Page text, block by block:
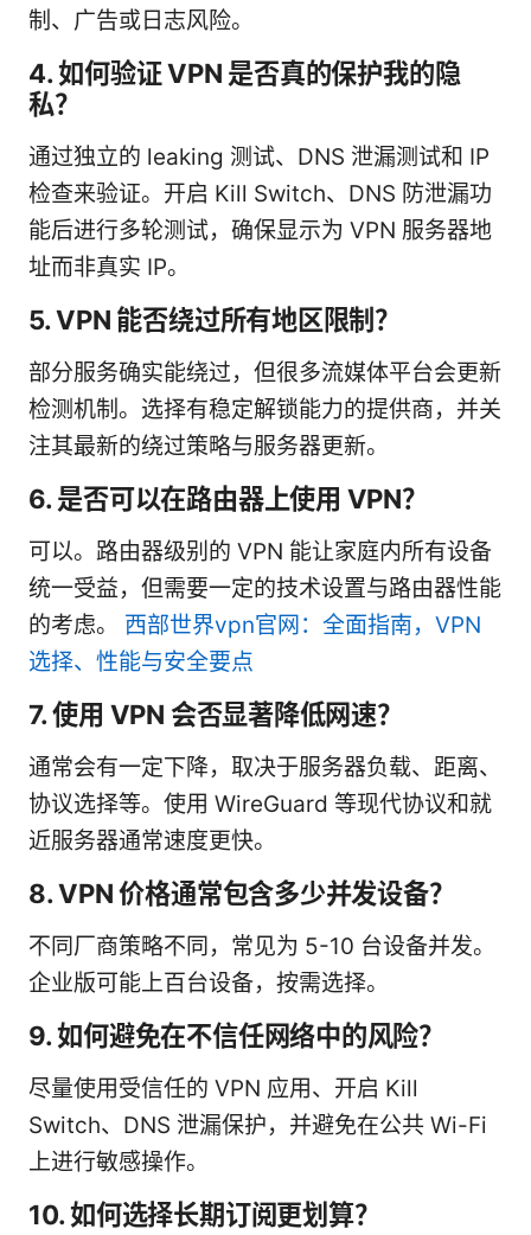
制、广告或日志风险。
4. 如何验证 VPN 是否真的保护我的隐
私？
通过独立的 leaking 测试、DNS 泄漏测试和 IP
检查来验证。开启 Kill Switch、DNS 防泄漏功
能后进行多轮测试，确保显示为 VPN 服务器地
址而非真实 IP。
5. VPN 能否绕过所有地区限制？
部分服务确实能绕过，但很多流媒体平台会更新
检测机制。选择有稳定解锁能力的提供商，并关
注其最新的绕过策略与服务器更新。
6. 是否可以在路由器上使用 VPN？
可以。路由器级别的 VPN 能让家庭内所有设备
统一受益，但需要一定的技术设置与路由器性能
的考虑。 西部世界vpn官网：全面指南，VPN
选择、性能与安全要点
7. 使用 VPN 会否显著降低网速？
通常会有一定下降，取决于服务器负载、距离、
协议选择等。使用 WireGuard 等现代协议和就
近服务器通常速度更快。
8. VPN 价格通常包含多少并发设备？
不同厂商策略不同，常见为 5-10 台设备并发。
企业版可能上百台设备，按需选择。
9. 如何避免在不信任网络中的风险？
尽量使用受信任的 VPN 应用、开启 Kill
Switch、DNS 泄漏保护，并避免在公共 Wi-Fi
上进行敏感操作。
10. 如何选择长期订阅更划算？